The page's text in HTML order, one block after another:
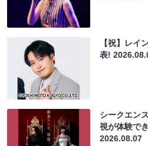
【祝】レイ
表!
シークエン
視が体験で
2026.08.07